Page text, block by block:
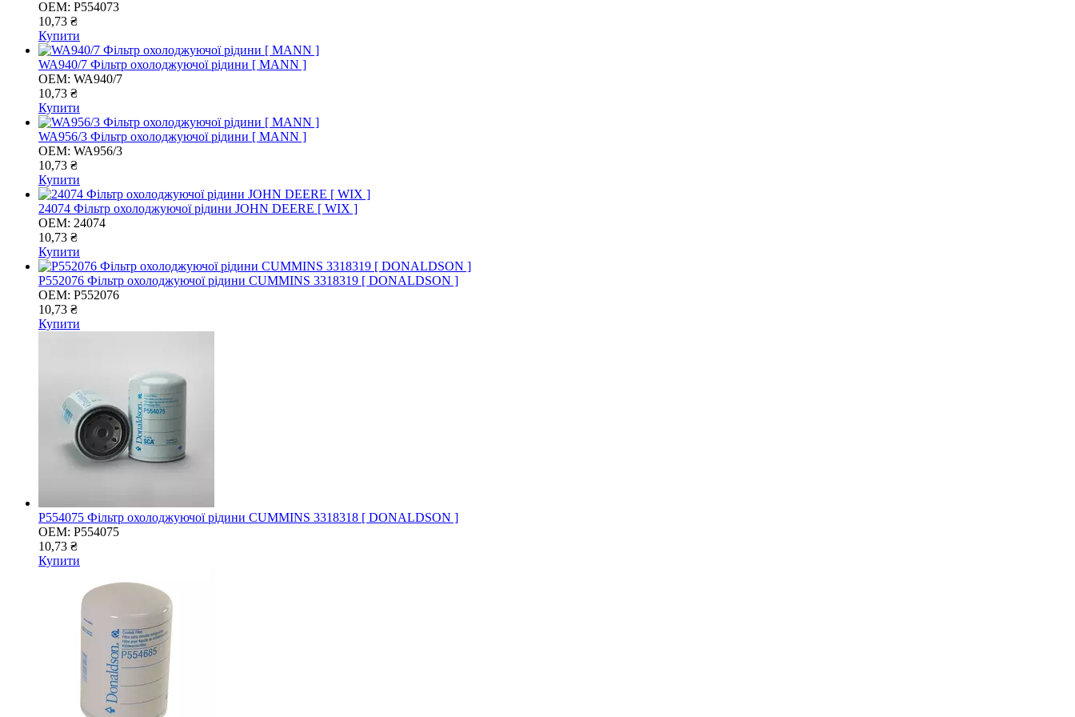
OEM: P554073
10,73 ₴
Купити
WA940/7 Фільтр охолоджуючої рідини [ MANN ]
OEM: WA940/7
10,73 ₴
Купити
WA956/3 Фільтр охолоджуючої рідини [ MANN ]
OEM: WA956/3
10,73 ₴
Купити
24074 Фільтр охолоджуючої рідини JOHN DEERE [ WIX ]
OEM: 24074
10,73 ₴
Купити
P552076 Фільтр охолоджуючої рідини CUMMINS 3318319 [ DONALDSON ]
OEM: P552076
10,73 ₴
Купити
P554075 Фільтр охолоджуючої рідини CUMMINS 3318318 [ DONALDSON ]
OEM: P554075
10,73 ₴
Купити